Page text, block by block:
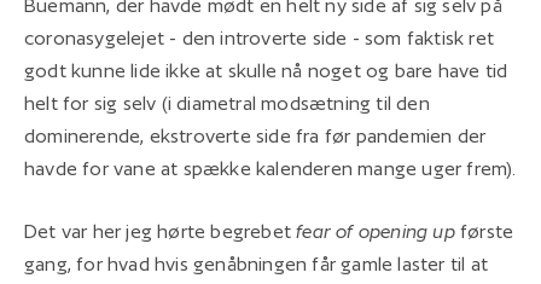
Buemann, der havde mødt en helt ny side af sig selv på
coronasygelejet - den introverte side - som faktisk ret
godt kunne lide ikke at skulle nå noget og bare have tid
helt for sig selv (i diametral modsætning til den
dominerende, ekstroverte side fra før pandemien der
havde for vane at spække kalenderen mange uger frem).
Det var her jeg hørte begrebetfear of opening upførste
gang, for hvad hvis genåbningen får gamle laster til at